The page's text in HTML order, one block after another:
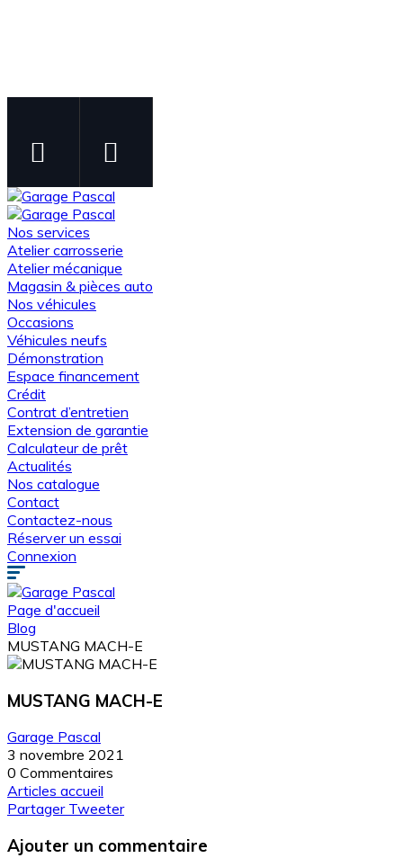
Nos services
Atelier carrosserie
Atelier mécanique
Magasin & pièces auto
Nos véhicules
Occasions
Véhicules neufs
Démonstration
Espace financement
Crédit
Contrat d’entretien
Extension de garantie
Calculateur de prêt
Actualités
Nos catalogue
Contact
Contactez-nous
Réserver un essai
Connexion
Page d'accueil
Blog
MUSTANG MACH-E
MUSTANG MACH-E
Garage Pascal
3 novembre 2021
0 Commentaires
Articles accueil
Partager Tweeter
Ajouter un commentaire